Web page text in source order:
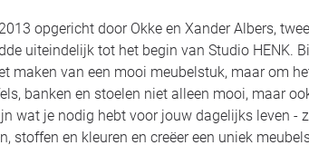
opgericht door Okke en Xander Albers,
uiteindelijk tot het begin van Studio HENK.
maken van een mooi meubelstuk, maar om
banken en stoelen niet alleen mooi, maar
wat je nodig hebt voor jouw dagelijks leven -
stoffen en kleuren en creëer een uniek